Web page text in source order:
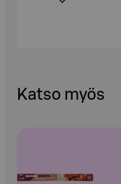
Katso myös